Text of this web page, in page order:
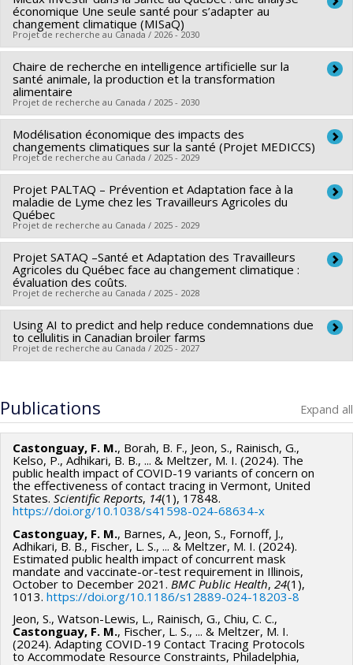
économique Une seule santé pour s’adapter au
changement climatique (MISaQ)
Projet de recherche au Canada / 2026 - 2030
Lead researcher : François M. Castonguay
Funding sources: FRQS/Fonds de recherche du Québec -
Santé (FRSQ)
Grant programs:
PVXXXXXX-Bourse de chercheur-boursier :
Junior 1
Chaire de recherche en intelligence artificielle sur la
santé animale, la production et la transformation
alimentaire
Projet de recherche au Canada / 2025 - 2030
Lead researcher : Pablo Valdes Donoso
Co-researchers : Martine Boulianne,Émile Bouchard,
Sébastien Buczinski,Simon Dufour,Marie-Odile Benoit-
Biancamano ,Christopher Fernandez Prada ,Marianne
Villettaz Robichaud
Juan Carlos Arango Sabogal
Lagarde ,François M. Castonguay,
Funding sources:MAPAQ/Ministère de l'Agriculture, des
Pêcheries et de l'Alimentation
Grant programs:
Modélisation économique des impacts des
changements climatiques sur la santé (Projet MEDICCS)
Projet de recherche au Canada / 2025 - 2029
Funding sources:FRQSC/Fonds de recherche du Québec -
Société et culture (FQRSC)
Grant programs: PVXXXXXX-(AC) Actions concertées -
Projet PALTAQ – Prévention et Adaptation face à la
maladie de Lyme chez les Travailleurs Agricoles du
Québec
Projet de recherche au Canada / 2025 - 2029
Lead researcher : François M. Castonguay
Funding sources:FRQSC/Fonds de recherche du Québec -
Société et culture (FQRSC)
Grant programs: PV113813-(NP) Soutien à la recherche
pour la relève professorale
Projet SATAQ –Santé et Adaptation des Travailleurs
Agricoles du Québec face au changement climatique :
évaluation des coûts.
Projet de recherche au Canada / 2025 - 2028
Lead researcher : François M. Castonguay
Co-researchers : Nolwenn Noisel,Sophie Meunier
Chiu
Société et culture (FQRSC)
Grant programs:PVXXXXXX-(AC) Actions concertées -
générique
Using AI to predict and help reduce condemnations due
to cellulitis in Canadian broiler farms
Projet de recherche au Canada / 2025 - 2027
François M. Castonguay
Funding sources:Les Producteurs de poulet du Canada
Publications Expand all
Castonguay, F. M., Borah, B. F., Jeon, S., Rainisch, G.,
Kelso, P., Adhikari, B. B., ... & Meltzer, M. I. (2024). The
public health impact of COVID-19 variants of concern on
the effectiveness of contact tracing in Vermont, United
States. Scientific Reports, 14(1), 17848.
https://doi.org/10.1038/s41598-024-68634-x
Castonguay, F. M., Barnes, A., Jeon, S., Fornoff, J.,
Adhikari, B. B., Fischer, L. S., ... & Meltzer, M. I. (2024).
Estimated public health impact of concurrent mask
mandate and vaccinate-or-test requirement in Illinois,
October to December 2021. BMC Public Health, 24(1),
1013. https://doi.org/10.1186/s12889-024-18203-8
Jeon, S., Watson-Lewis, L., Rainisch, G., Chiu, C. C.,
Castonguay, F. M., Fischer, L. S., ... & Meltzer, M. I.
(2024). Adapting COVID-19 Contact Tracing Protocols
to Accommodate Resource Constraints, Philadelphia,